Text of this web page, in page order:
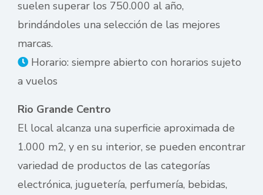
suelen superar los 750.000 al año,
brindándoles una selección de las mejores
marcas.
Horario: siempre abierto con horarios sujeto
a vuelos
Rio Grande Centro
El local alcanza una superficie aproximada de
1.000 m2, y en su interior, se pueden encontrar
variedad de productos de las categorías
electrónica, juguetería, perfumería, bebidas,